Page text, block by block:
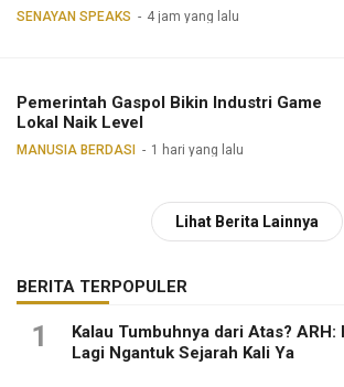
SENAYAN SPEAKS 4 jam yang lalu
Pemerintah Gaspol Bikin Industri Game
Lokal Naik Level
MANUSIA BERDASI 1 hari yang lalu
Lihat Berita Lainnya
BERITA TERPOPULER
1
Kalau Tumbuhnya dari Atas?
Lagi Ngantuk Sejarah Kali Ya